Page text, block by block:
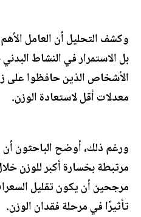
وكشف التحليل أن العامل
بل الاستمرار في النشاط
الأشخاص الذين حافظوا على
معدلات أقل لاستعادة الوزن.
ورغم ذلك، أوضح الباحثون
مرتبطة بخسارة أكبر للوزن
مرجحين أن يكون تقليل
تأثيرًا في مرحلة فقدان الوزن.